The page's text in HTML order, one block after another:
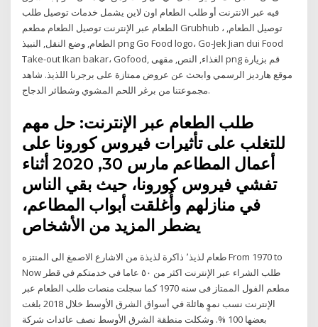
فيه عبر الانترنت أو طلب الطعام اون لاين يشمل خدمات توصيل طلب
الطعام عبر الإنترنت توصيل الطعام مطعم Grubhub ، توصيل الطعام,
الطعام, وضع النقل, النبيذ png Go Food logo، Go-Jek Jian dui Food
Take-out Ikan bakar، Gofood, الغذاء, النص, مقهى png قم بزيارة
موقع هارديز الرسمي وابحث عن عروض ممتازة على برجرنا اللذيذ. شاهد
مجموعتنا من برغر اللحم المشوي وشطائر الدجاج.
طلب الطعام عبر الإنترنت: حل مهم
للتغلب على تأثيرات فيروس كورونا على
أعمال المطاعم مارس 30, 2020 أثناء
تفشي فيروس كورونا، حيث بقي الناس
في منازلهم وأُغلقت أبواب المطاعم،
يضطر المزيد من الأشخاص
طعام لذيذ٬ ذاكرة لذيذة من الاشارع الاصمغ الی المنتزه From 1970 to
Now طلب الشراء عبر الإنترنت اکثر من ٥٠ عاما في خدمتكم في قطر
مطعم الفول الممتاز فی سنه 1970 كما سجلت منصات طلب الطعام عبر
الإنترنت نسب نموٍ هائلة في أسواق الشرق الأوسط خلال 2018 بلغت
بعضها 100 %. وشكلت منطقة الشرق الأوسط نصف عائدات شركة